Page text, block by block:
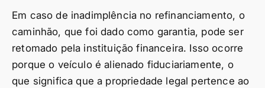
Em caso de inadimplência no refinanciamento, o
caminhão, que foi dado como garantia, pode ser
retomado pela instituição financeira. Isso ocorre
porque o veículo é alienado fiduciariamente, o
que significa que a propriedade legal pertence ao